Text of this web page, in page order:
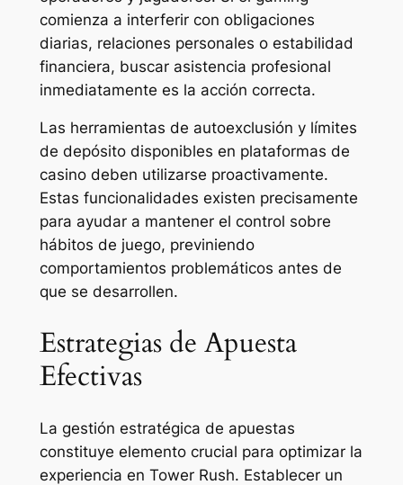
comienza a interferir con obligaciones
diarias, relaciones personales o estabilidad
financiera, buscar asistencia profesional
inmediatamente es la acción correcta.
Las herramientas de autoexclusión y límites
de depósito disponibles en plataformas de
casino deben utilizarse proactivamente.
Estas funcionalidades existen precisamente
para ayudar a mantener el control sobre
hábitos de juego, previniendo
comportamientos problemáticos antes de
que se desarrollen.
Estrategias de Apuesta
Efectivas
La gestión estratégica de apuestas
constituye elemento crucial para optimizar la
experiencia en Tower Rush. Establecer un